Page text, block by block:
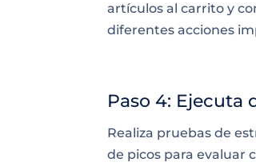
artículos al carrito y
diferentes acciones
Paso 4: Ejecuta
Realiza pruebas de
de picos para evaluar